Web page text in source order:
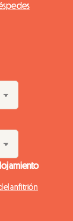
anfitrión